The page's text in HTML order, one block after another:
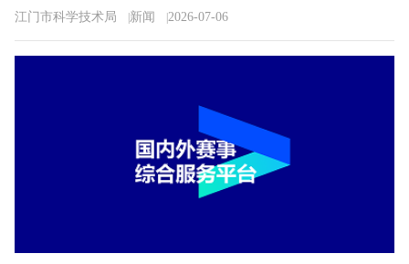
江门市科学技术局 新闻 2026-07-06